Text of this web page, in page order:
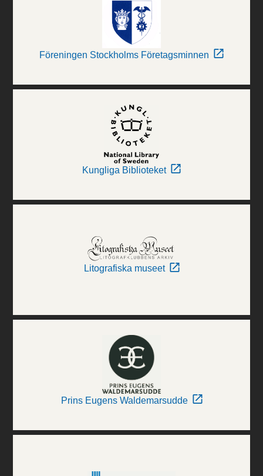
Föreningen Stockholms Företagsminnen
Kungliga Biblioteket
Litografiska museet
Prins Eugens Waldemarsudde